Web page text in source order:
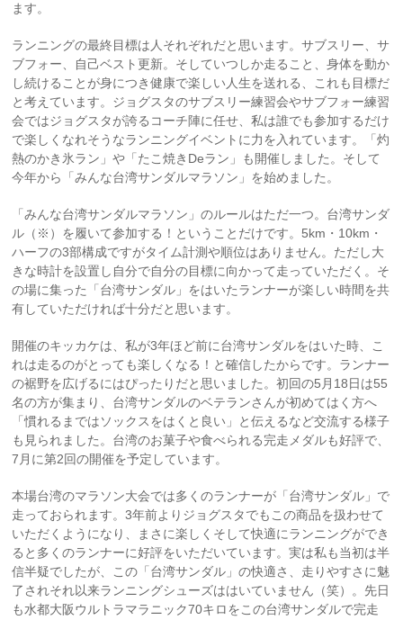
ます。
ランニングの最終目標は人それぞれだと思います。サブスリー、サ
ブフォー、自己ベスト更新。そしていつしか走ること、身体を動か
し続けることが身につき健康で楽しい人生を送れる、これも目標だ
と考えています。ジョグスタのサブスリー練習会やサブフォー練習
会ではジョグスタが誇るコーチ陣に任せ、私は誰でも参加するだけ
で楽しくなれそうなランニングイベントに力を入れています。「灼
熱のかき氷ラン」や「たこ焼きDeラン」も開催しました。そして
今年から「みんな台湾サンダルマラソン」を始めました。
「みんな台湾サンダルマラソン」のルールはただ一つ。台湾サンダ
ル（※）を履いて参加する！ということだけです。5km・10km・
ハーフの3部構成ですがタイム計測や順位はありません。ただし大
きな時計を設置し自分で自分の目標に向かって走っていただく。そ
の場に集った「台湾サンダル」をはいたランナーが楽しい時間を共
有していただければ十分だと思います。
開催のキッカケは、私が3年ほど前に台湾サンダルをはいた時、こ
れは走るのがとっても楽しくなる！と確信したからです。ランナー
の裾野を広げるにはぴったりだと思いました。初回の5月18日は55
名の方が集まり、台湾サンダルのベテランさんが初めてはく方へ
「慣れるまではソックスをはくと良い」と伝えるなど交流する様子
も見られました。台湾のお菓子や食べられる完走メダルも好評で、
7月に第2回の開催を予定しています。
本場台湾のマラソン大会では多くのランナーが「台湾サンダル」で
走っておられます。3年前よりジョグスタでもこの商品を扱わせて
いただくようになり、まさに楽しくそして快適にランニングができ
ると多くのランナーに好評をいただいています。実は私も当初は半
信半疑でしたが、この「台湾サンダル」の快適さ、走りやすさに魅
了されそれ以来ランニングシューズははいていません（笑）。先日
も水都大阪ウルトラマラニック70キロをこの台湾サンダルで完走